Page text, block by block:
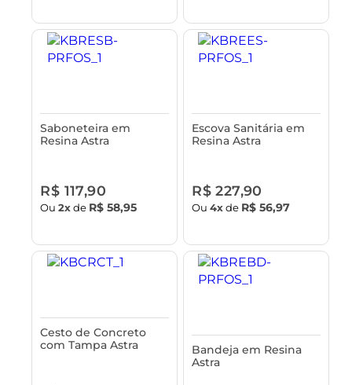
Saboneteira em
Resina Astra
R$ 117,90
Ou2xde R$ 58,95
Escova Sanitária em
Resina Astra
R$ 227,90
Ou4xde R$ 56,97
Cesto de Concreto
com Tampa Astra
Bandeja em Resina
Astra